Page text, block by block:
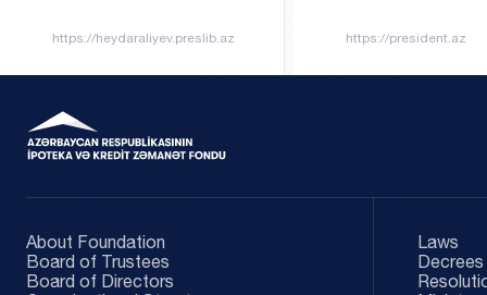
https://heydaraliyev.preslib.az https://president.az
About Foundation
Board of Trustees
Board of Directors
Laws
Decrees